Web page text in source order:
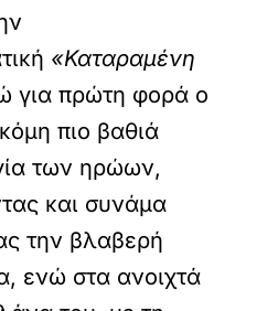
«Καταραμένη
για πρώτη φορά ο
πιο βαθιά
των ηρώων,
και συνάμα
την βλαβερή
ενώ στα ανοιχτά